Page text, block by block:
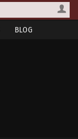
BLOG